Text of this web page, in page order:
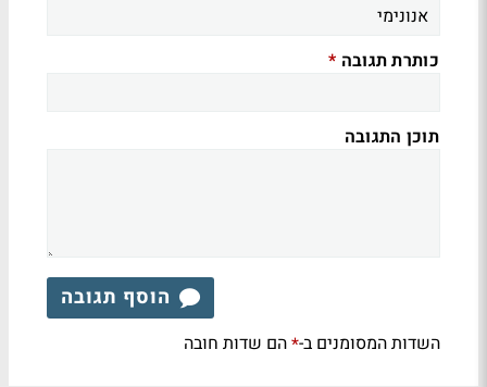
כותרת תגובה *
תוכן התגובה
הוסף תגובה
השדות המסומנים ב-*הם שדות חובה